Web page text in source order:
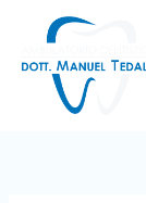
contenuto